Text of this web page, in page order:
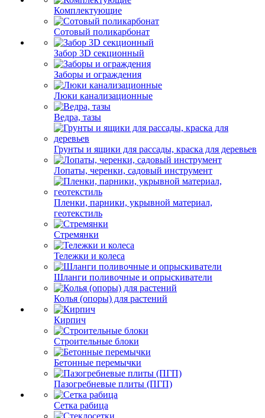
Комплектующие
Сотовый поликарбонат
Забор 3D секционный
Заборы и ограждения
Люки канализационные
Ведра, тазы
Грунты и ящики для рассады, краска для деревьев
Лопаты, черенки, садовый инструмент
Пленки, парники, укрывной материал,
геотекстиль
Стремянки
Тележки и колеса
Шланги поливочные и опрыскиватели
Колья (опоры) для растений
Кирпич
Строительные блоки
Бетонные перемычки
Пазогребневые плиты (ПГП)
Сетка рабица